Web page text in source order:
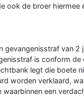
ook de broer hiermee
van 2
is conform de
legt die boete
worden verklaard,
een